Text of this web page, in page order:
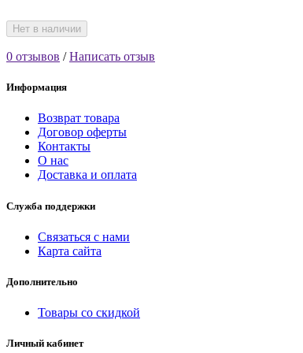
Нет в наличии
0 отзывов /Написать отзыв
Информация
Возврат товара
Договор оферты
Контакты
О нас
Доставка и оплата
Служба поддержки
Связаться с нами
Карта сайта
Дополнительно
Товары со скидкой
Личный кабинет